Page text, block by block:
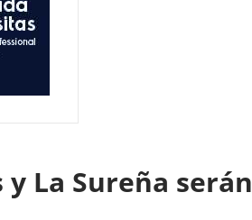
La Sureña